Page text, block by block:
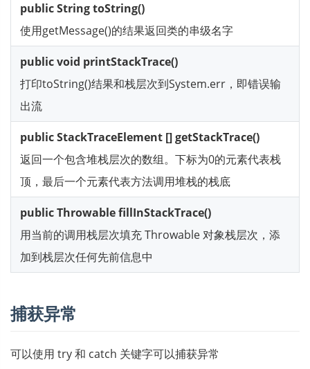
public String toString()
使用getMessage()的结果返回类的串级名字
public void printStackTrace()
打印toString()结果和栈层次到System.err，即错误输
出流
public StackTraceElement [] getStackTrace()
返回一个包含堆栈层次的数组。下标为0的元素代表栈
顶，最后一个元素代表方法调用堆栈的栈底
public Throwable fillInStackTrace()
用当前的调用栈层次填充 Throwable 对象栈层次，添
加到栈层次任何先前信息中
捕获异常
可以使用 try 和 catch 关键字可以捕获异常